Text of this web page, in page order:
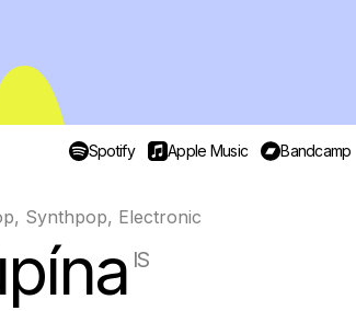
Spotify Apple Music Bandcamp
Synthpop, Electronic
IS